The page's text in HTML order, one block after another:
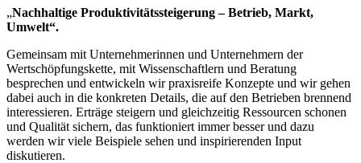
„Nachhaltige Produktivitätssteigerung – Betrieb, Markt,
Umwelt“.
Gemeinsam mit Unternehmerinnen und Unternehmern der
Wertschöpfungskette, mit Wissenschaftlern und Beratung
besprechen und entwickeln wir praxisreife Konzepte und wir gehen
dabei auch in die konkreten Details, die auf den Betrieben brennend
interessieren. Erträge steigern und gleichzeitig Ressourcen schonen
und Qualität sichern, das funktioniert immer besser und dazu
werden wir viele Beispiele sehen und inspirierenden Input
diskutieren.